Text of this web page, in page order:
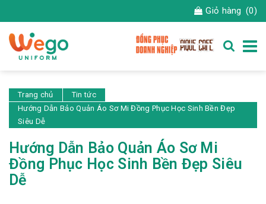
Giỏ hàng (0)
Trang chủ
Tin tức
Hướng Dẫn Bảo Quản Áo Sơ Mi Đồng Phục Học Sinh Bền Đẹp
Siêu Dễ
Hướng Dẫn Bảo Quản Áo Sơ Mi
Đồng Phục Học Sinh Bền Đẹp Siêu
Dễ